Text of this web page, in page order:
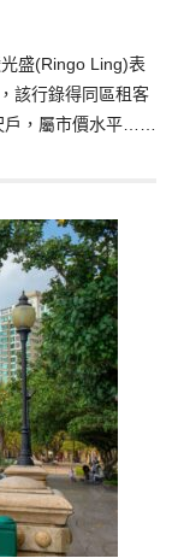
盛(Ringo Ling)表
該行錄得同區租客
戶，屬市價水平……